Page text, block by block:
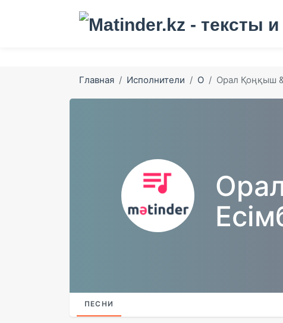
Главная Исполнители О Орал Қоңқыш
ПЕСНИ